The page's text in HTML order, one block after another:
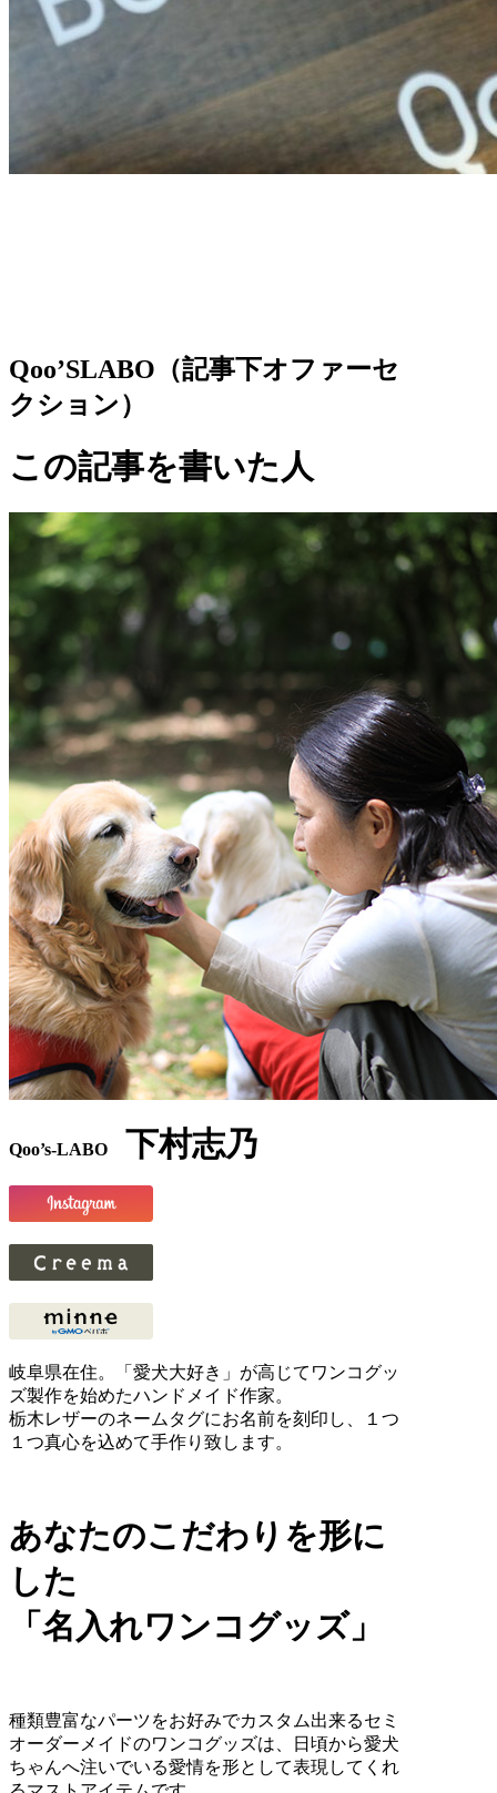
Qoo’SLABO（記事下オファーセ
クション）
この記事を書いた人
Qoo’s-LABO 下村志乃
岐阜県在住。「愛犬大好き」が高じてワンコグッ
ズ製作を始めたハンドメイド作家。
栃木レザーのネームタグにお名前を刻印し、１つ
１つ真心を込めて手作り致します。
あなたのこだわりを形に
した
「名入れワンコグッズ」
種類豊富なパーツをお好みでカスタム出来るセミ
オーダーメイドのワンコグッズは、日頃から愛犬
ちゃんへ注いでいる愛情を形として表現してくれ